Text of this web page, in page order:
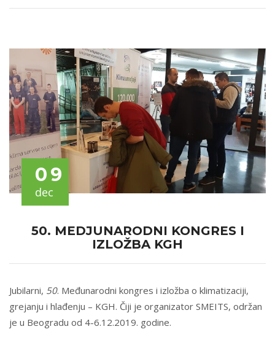
09
dec
50. MEDJUNARODNI KONGRES I
IZLOŽBA KGH
Jubilarni, 50. Međunarodni kongres i izložba o klimatizaciji,
grejanju i hlađenju – KGH. Čiji je organizator SMEITS, održan
je u Beogradu od 4-6.12.2019. godine.